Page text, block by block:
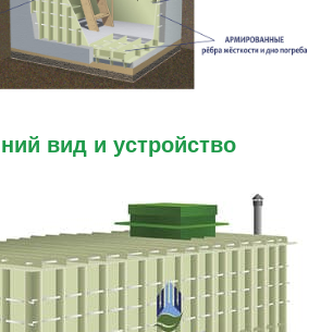
вид и устройство